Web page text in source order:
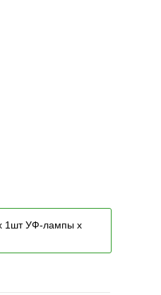
x 1шт УФ-лампы x